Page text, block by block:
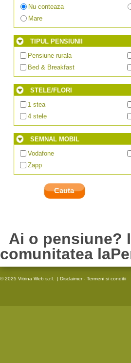
Nu conteaza
Mare
TIPUL PENSIUNII
Pensiune rurala
Bed & Breakfast
STELE/FLORI
1 stea
4 stele
SEMNAL MOBIL
Vodafone
Zapp
Ai o pensiune?
comunitatea
© 2025 Vitrina Web s.r.l. | Disclaimer - Termeni si conditii